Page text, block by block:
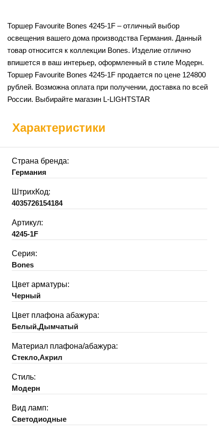
Торшер Favourite Bones 4245-1F – отличный выбор
освещения вашего дома производства Германия. Данный
товар относится к коллекции Bones. Изделие отлично
впишется в ваш интерьер, оформленный в стиле Модерн.
Торшер Favourite Bones 4245-1F продается по цене 124800
рублей. Возможна оплата при получении, доставка по всей
России. Выбирайте магазин L-LIGHTSTAR
Характеристики
Страна бренда:
Германия
ШтрихКод:
4035726154184
Артикул:
4245-1F
Серия:
Bones
Цвет арматуры:
Черный
Цвет плафона абажура:
Белый,Дымчатый
Материал плафона/абажура:
Стекло,Акрил
Стиль:
Модерн
Вид ламп:
Светодиодные